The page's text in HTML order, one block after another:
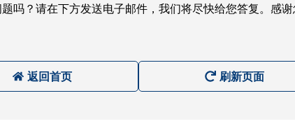
吗？请在下方发送电子邮件，我们将尽快给您答复。感
返回首页 刷新页面